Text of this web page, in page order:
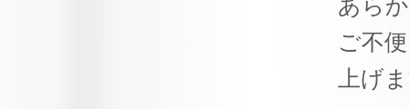
あら
ご不
上げ